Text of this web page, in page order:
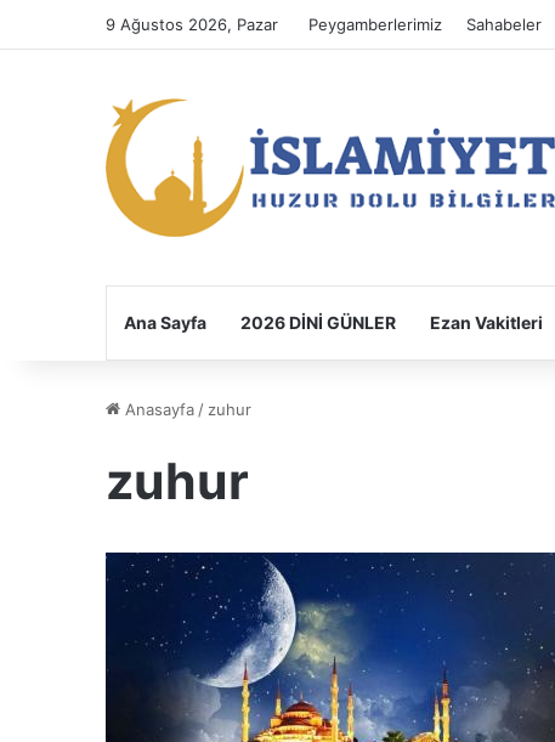
9 Ağustos 2026, Pazar Peygamberlerimiz Sahabeler
Ana Sayfa 2026 DİNİ GÜNLER Ezan Vakitleri
Anasayfa / zuhur
zuhur